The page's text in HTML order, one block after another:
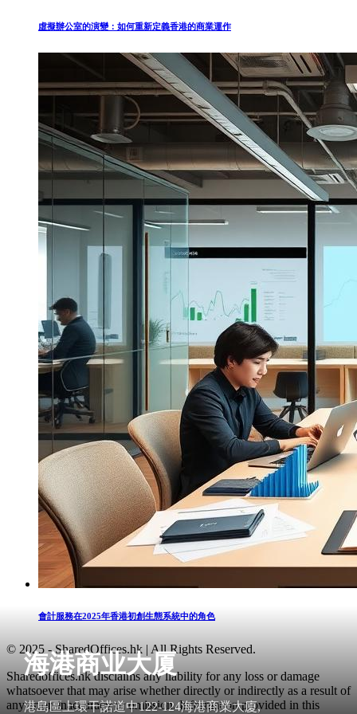
海港商业大厦
港島區上環干諾道中122-124海港商業大廈,
虛擬辦公室的演變：如何重新定義香港的商業運作
會計服務在2025年香港初創生態系統中的角色
© 2025 - SharedOffices.hk | All Rights Reserved.
Sharedoffices.hk disclaims any liability for any loss or damage
whatsoever that may arise whether directly or indirectly as a result of
any error, inaccuracy or omission. Information provided in this